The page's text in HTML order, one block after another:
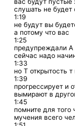
слушать не
1:19
не будут вы
а потому что вас
1:25
предупреждали А
сейчас надо
1:33
но Т открытость т
1:39
прогрессирует и
вымирают в
1:45
помните для того
мучения всего